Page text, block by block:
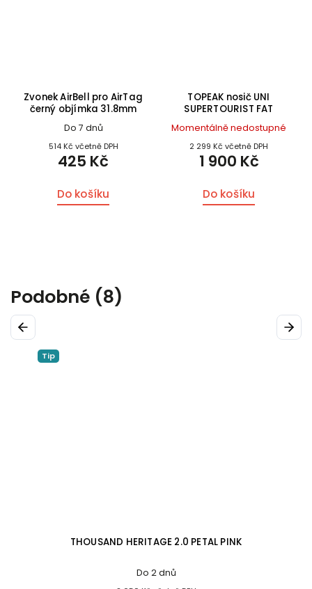
Zvonek AirBell pro AirTag
černý objímka 31.8mm
Do 7 dnů
514 Kč včetně DPH
425 Kč
Do košíku
TOPEAK nosič UNI
SUPERTOURIST FAT
Momentálně nedostupné
2 299 Kč včetně DPH
1 900 Kč
Do košíku
Podobné (8)
Previous
Tip
THOUSAND HERITAGE 2.0 PETAL PINK
Do 2 dnů
Next